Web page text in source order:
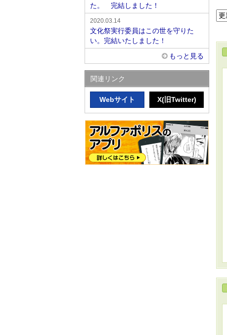
た。 完結しました！
2020.03.14
文化祭実行委員はこの世を守りた
い。完結いたしました！
もっと見る
関連リンク
Webサイト X(旧Twitter)